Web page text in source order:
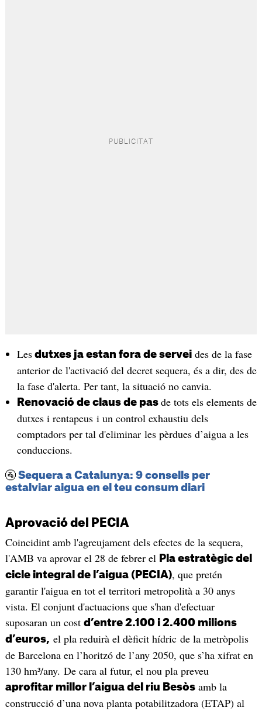
Lesdutxes ja estan fora de serveides de la fase
anterior de l'activació del decret sequera, és a dir, des de
la fase d'alerta. Per tant, la situació no canvia.
Renovació de claus de pas de tots els elements de
dutxes i rentapeus i un control exhaustiu dels
comptadors per tal d'eliminar les pèrdues d’aigua a les
conduccions.
🚰 Sequera a Catalunya: 9 consells per
estalviar aigua en el teu consum diari
Aprovació del PECIA
Coincidint amb l'agreujament dels efectes de la sequera,
l'AMB va aprovar el 28 de febrer el Pla estratègic del
cicle integral de l’aigua (PECIA), que pretén
garantir l'aigua en tot el territori metropolità a 30 anys
vista. El conjunt d'actuacions que s'han d'efectuar
suposaran un cost d’entre 2.100 i 2.400 milions
d’euros, el pla reduirà el dèficit hídric de la metròpolis
de Barcelona en l’horitzó de l’any 2050, que s’ha xifrat en
130 hm³/any. De cara al futur, el nou pla preveu
aprofitar millor l’aigua del riu Besòsamb la
construcció d’una nova planta potabilitzadora (ETAP) al